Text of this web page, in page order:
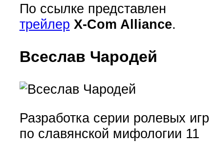
По ссылке представлен
трейлер X-Com Alliance.
Всеслав Чародей
Разработка серии ролевых игр
по славянской мифологии 11